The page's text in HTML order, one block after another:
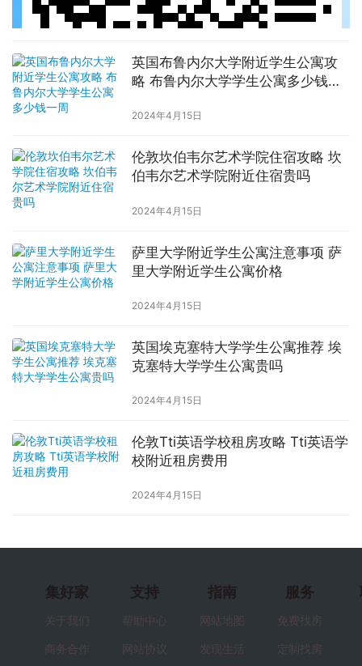
英国布鲁内尔大学附近学生公寓攻
略 布鲁内尔大学学生公寓多少钱一
2024年4月15日
伦敦坎伯韦尔艺术学院住宿攻略 坎
伯韦尔艺术学院附近住宿贵吗
2024年4月15日
萨里大学附近学生公寓注意事项 萨
里大学附近学生公寓价格
2024年4月15日
英国埃克塞特大学学生公寓推荐 埃
克塞特大学学生公寓贵吗
2024年4月15日
伦敦Tti英语学校租房攻略 Tti英语学
校附近租房费用
2024年4月15日
集好家
关于我们
商务合作
支持
帮助中心
网站协议
指南
网站地图
发现生活
服务
免费找房
定制找房